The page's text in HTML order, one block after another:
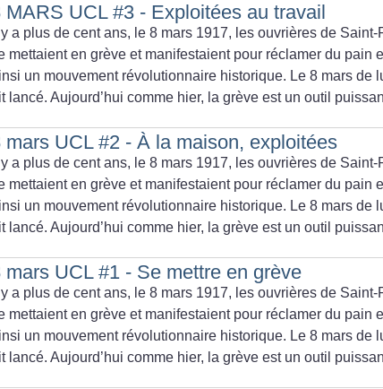
MARS UCL #3 - Exploitées au travail
y a plus de cent ans, le 8 mars 1917, les ouvrières de
mettaient en grève et manifestaient pour réclamer du pain
un mouvement révolutionnaire historique. Le 8 mars de
lancé. Aujourd’hui comme hier, la grève est un outil
mars UCL #2 - À la maison, exploitées
y a plus de cent ans, le 8 mars 1917, les ouvrières de
mettaient en grève et manifestaient pour réclamer du pain
un mouvement révolutionnaire historique. Le 8 mars de
lancé. Aujourd’hui comme hier, la grève est un outil
mars UCL #1 - Se mettre en grève
y a plus de cent ans, le 8 mars 1917, les ouvrières de
mettaient en grève et manifestaient pour réclamer du pain
un mouvement révolutionnaire historique. Le 8 mars de
lancé. Aujourd’hui comme hier, la grève est un outil